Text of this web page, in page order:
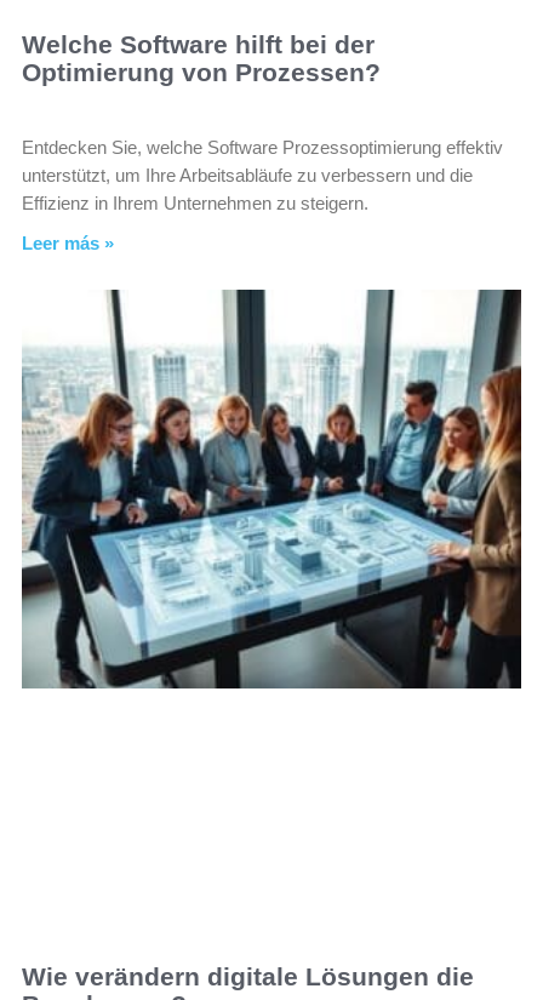
Welche Software hilft bei der
Optimierung von Prozessen?
Entdecken Sie, welche Software Prozessoptimierung effektiv
unterstützt, um Ihre Arbeitsabläufe zu verbessern und die
Effizienz in Ihrem Unternehmen zu steigern.
Leer más »
Wie verändern digitale Lösungen die